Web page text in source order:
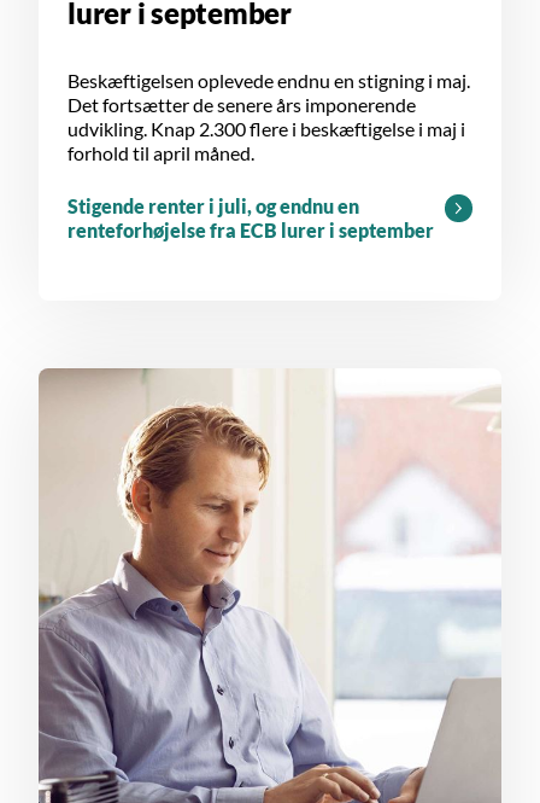
lurer i september
Beskæftigelsen oplevede endnu en stigning i maj.
Det fortsætter de senere års imponerende
udvikling. Knap 2.300 flere i beskæftigelse i maj i
forhold til april måned.
Stigende renter i juli, og endnu en
renteforhøjelse fra ECB lurer i september